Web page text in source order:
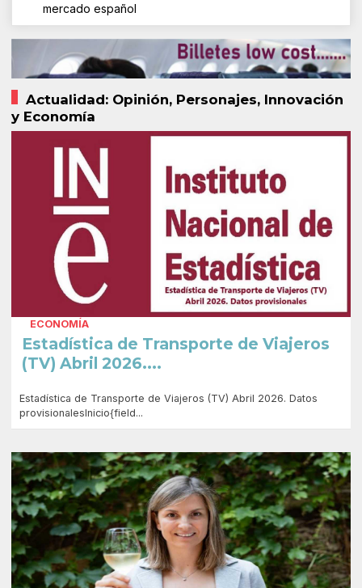
mercado español
Actualidad: Opinión, Personajes, Innovación
y Economía
ECONOMÍA
Estadística de Transporte de Viajeros
(TV) Abril 2026....
Estadística de Transporte de Viajeros (TV) Abril 2026. Datos
provisionalesInicio{field...